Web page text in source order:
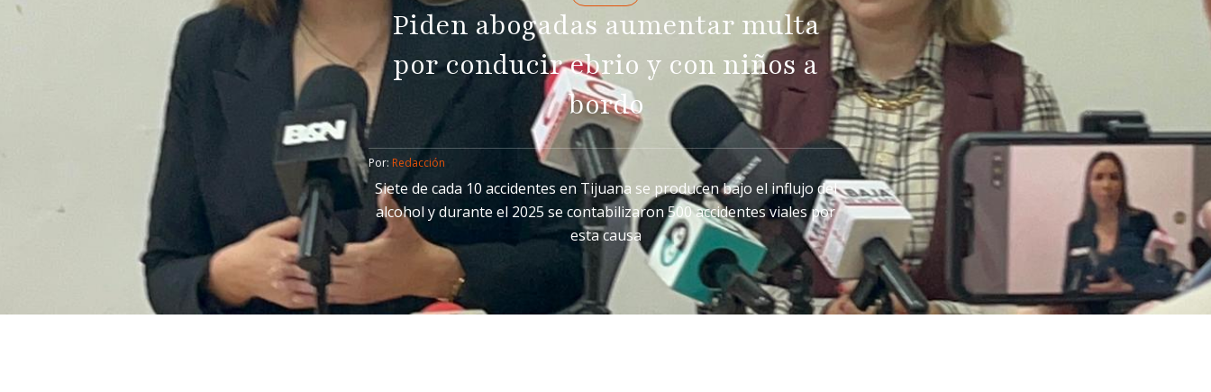
Piden abogadas aumentar multa
por conducir ebrio y con niños a
bordo
Por: Redacción
Siete de cada 10 accidentes en Tijuana se producen bajo el influjo del
alcohol y durante el 2025 se contabilizaron 500 accidentes viales por
esta causa